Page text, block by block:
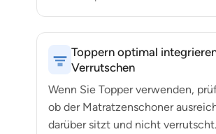
Toppern optimal
Verrutschen
Wenn Sie Topper verwenden,
ob der Matratzenschoner
darüber sitzt und nicht